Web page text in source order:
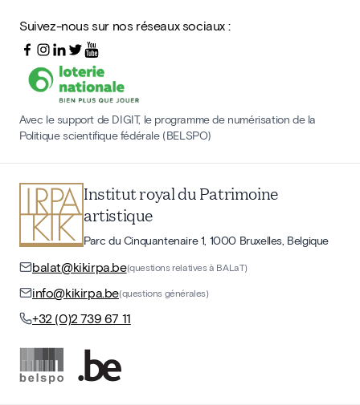
Suivez-nous sur nos réseaux sociaux :
Avec le support de DIGIT, le programme de numérisation de la
Politique scientifique fédérale (BELSPO)
Institut royal du Patrimoine
artistique
Parc du Cinquantenaire 1, 1000 Bruxelles, Belgique
balat@kikirpa.be(questions relatives à BALaT)
info@kikirpa.be(questions générales)
+32 (0)2 739 67 11